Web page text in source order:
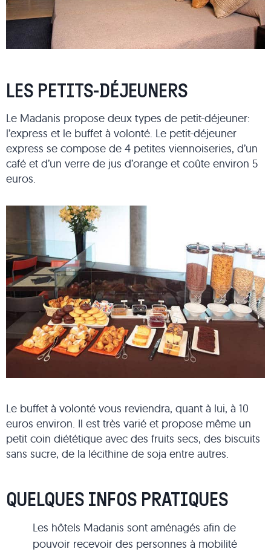
LES PETITS-DÉJEUNERS
Le Madanis propose deux types de petit-déjeuner:
l’express et le buffet à volonté. Le petit-déjeuner
express se compose de 4 petites viennoiseries, d’un
café et d’un verre de jus d’orange et coûte environ 5
euros.
Le buffet à volonté vous reviendra, quant à lui, à 10
euros environ. Il est très varié et propose même un
petit coin diététique avec des fruits secs, des biscuits
sans sucre, de la lécithine de soja entre autres.
QUELQUES INFOS PRATIQUES
Les hôtels Madanis sont aménagés afin de
pouvoir recevoir des personnes à mobilité